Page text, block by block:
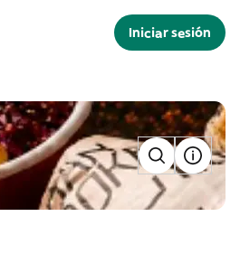
Iniciar sesión